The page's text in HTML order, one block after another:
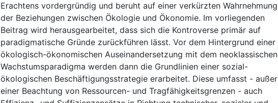
Erachtens vordergründig und beruht auf einer verkürzten Wahrnehmung
der Beziehungen zwischen Ökologie und Ökonomie. Im vorliegenden
Beitrag wird herausgearbeitet, dass sich die Kontroverse primär auf
paradigmatische Gründe zurückführen lässt. Vor dem Hintergrund einer
ökologisch-ökonomischen Auseinandersetzung mit dem neoklassischen
Wachstumsparadigma werden dann die Grundlinien einer sozial-
ökologischen Beschäftigungsstrategie erarbeitet. Diese umfasst - außer
einer Beachtung von Ressourcen- und Tragfähigkeitsgrenzen - auch